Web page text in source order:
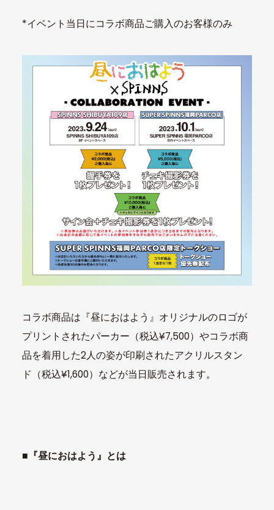
*イベント当日にコラボ商品ご購入のお客様のみ
コラボ商品は『昼におはよう』オリジナルのロゴが
プリントされたパーカー（税込¥7,500）やコラボ商
品を着用した2人の姿が印刷されたアクリルスタン
ド（税込¥1,600）などが当日販売されます。
■『昼におはよう』とは